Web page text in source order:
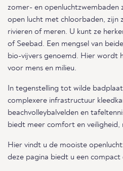
zomer- en openluchtzwembaden
open lucht met chloorbaden, zijn
rivieren of meren. U kunt ze
of Seebad. Een mengsel van
bio-vijvers genoemd. Hier wordt
voor mens en milieu.
In tegenstelling tot wilde
complexere infrastructuur
beachvolleybalvelden en
biedt meer comfort en
Hier vindt u de mooiste
deze pagina biedt u een